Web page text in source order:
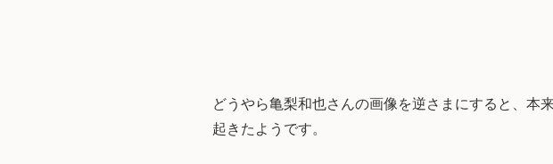
どうやら亀梨和也さんの画像を逆さまにすると、本
起きたようです。